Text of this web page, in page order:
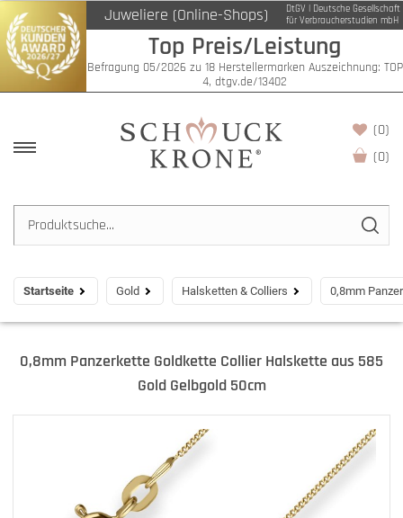
Juweliere (Online-Shops)
DtGV | Deutsche Gesellschaft
für Verbraucherstudien mbH
Top Preis/Leistung
Befragung 05/2026 zu 18 Herstellermarken Auszeichnung: TOP
4, dtgv.de/13402
(0)
(0)
Startseite Gold Halsketten & Colliers 0,8mm
0,8mm Panzerkette Goldkette Collier Halskette aus 585
Gold Gelbgold 50cm